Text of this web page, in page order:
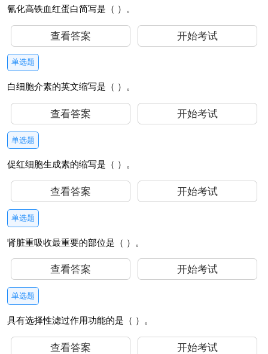
氰化高铁血红蛋白简写是（ ）。
查看答案 开始考试
单选题
白细胞介素的英文缩写是（ ）。
查看答案 开始考试
单选题
促红细胞生成素的缩写是（ ）。
查看答案 开始考试
单选题
肾脏重吸收最重要的部位是（ ）。
查看答案 开始考试
单选题
具有选择性滤过作用功能的是（ ）。
查看答案 开始考试